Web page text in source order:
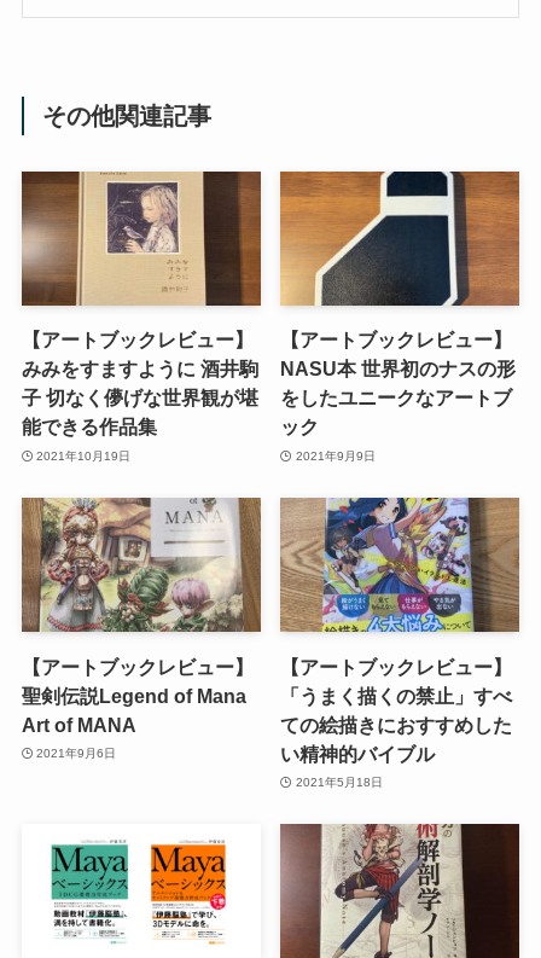
その他関連記事
【アートブックレビュー】
みみをすますように 酒井駒
子 切なく儚げな世界観が堪
能できる作品集
2021年10月19日
【アートブックレビュー】
NASU本 世界初のナスの形
をしたユニークなアートブ
ック
2021年9月9日
【アートブックレビュー】
聖剣伝説Legend of Mana
Art of MANA
2021年9月6日
【アートブックレビュー】
「うまく描くの禁止」すべ
ての絵描きにおすすめした
い精神的バイブル
2021年5月18日